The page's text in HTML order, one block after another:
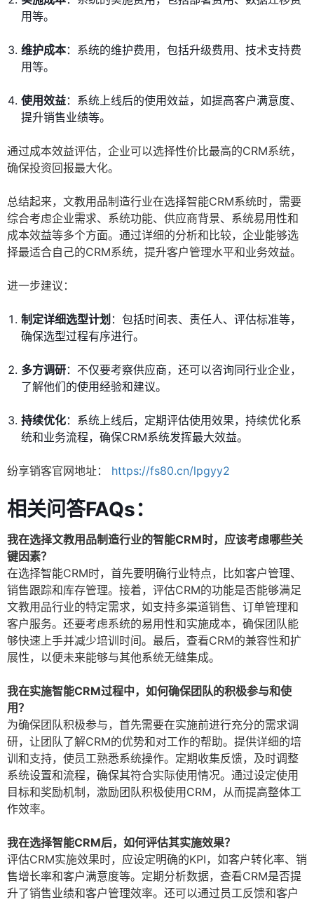
用等。
维护成本：系统的维护费用，包括升级费用、技术支持费
用等。
使用效益：系统上线后的使用效益，如提高客户满意度、
提升销售业绩等。
通过成本效益评估，企业可以选择性价比最高的CRM系统，
确保投资回报最大化。
总结起来，文教用品制造行业在选择智能CRM系统时，需要
综合考虑企业需求、系统功能、供应商背景、系统易用性和
成本效益等多个方面。通过详细的分析和比较，企业能够选
择最适合自己的CRM系统，提升客户管理水平和业务效益。
进一步建议：
制定详细选型计划 ：包括时间表、责任人、评估标准等，
确保选型过程有序进行。
多方调研：不仅要考察供应商，还可以咨询同行业企业，
了解他们的使用经验和建议。
持续优化：系统上线后，定期评估使用效果，持续优化系
统和业务流程，确保CRM系统发挥最大效益。
纷享销客官网地址： https://fs80.cn/lpgyy2
相关问答FAQs：
我在选择文教用品制造行业的智能CRM时，应该考虑哪些关
键因素？
在选择智能CRM时，首先要明确行业特点，比如客户管理、
销售跟踪和库存管理。接着，评估CRM的功能是否能够满足
文教用品行业的特定需求，如支持多渠道销售、订单管理和
客户服务。还要考虑系统的易用性和实施成本，确保团队能
够快速上手并减少培训时间。最后，查看CRM的兼容性和扩
展性，以便未来能够与其他系统无缝集成。
我在实施智能CRM过程中，如何确保团队的积极参与和使
用？
为确保团队积极参与，首先需要在实施前进行充分的需求调
研，让团队了解CRM的优势和对工作的帮助。提供详细的培
训和支持，使员工熟悉系统操作。定期收集反馈，及时调整
系统设置和流程，确保其符合实际使用情况。通过设定使用
目标和奖励机制，激励团队积极使用CRM，从而提高整体工
作效率。
我在选择智能CRM后，如何评估其实施效果？
评估CRM实施效果时，应设定明确的KPI，如客户转化率、销
售增长率和客户满意度等。定期分析数据，查看CRM是否提
升了销售业绩和客户管理效率。还可以通过员工反馈和客户